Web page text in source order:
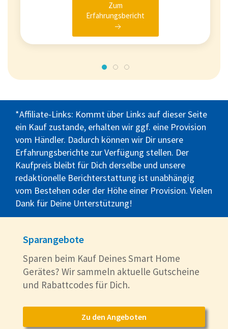
Zum
Erfahrungsbericht
*Affiliate-Links: Kommt über Links auf dieser Seite
ein Kauf zustande, erhalten wir ggf. eine Provision
vom Händler. Dadurch können wir Dir unsere
Erfahrungsberichte zur Verfügung stellen. Der
Kaufpreis bleibt für Dich derselbe und unsere
redaktionelle Berichterstattung ist unabhängig
vom Bestehen oder der Höhe einer Provision. Vielen
Dank für Deine Unterstützung!
Sparangebote
Sparen beim Kauf Deines Smart Home
Gerätes? Wir sammeln aktuelle Gutscheine
und Rabattcodes für Dich.
Zu den Angeboten